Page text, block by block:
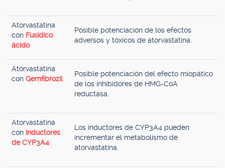
Atorvastatina
con Fusídico
ácido
Posible potenciación de los efectos
adversos y tóxicos de atorvastatina.
Atorvastatina
con Gemfibrozil
Posible potenciación del efecto miopático
de los inhibidores de HMG-CoA
reductasa.
Atorvastatina
con Inductores
de CYP3A4
Los inductores de CYP3A4 pueden
incrementar el metabolismo de
atorvastatina.